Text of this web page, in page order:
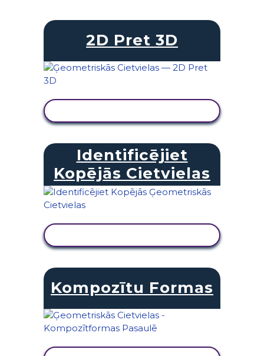
2D Pret 3D
Identificējiet
Kopējās Cietvielas
Kompozītu Formas